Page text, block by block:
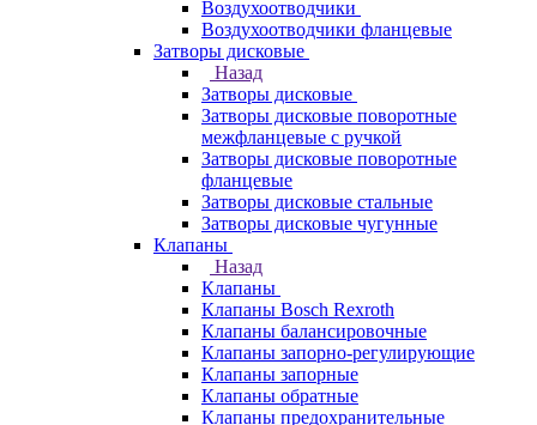
Воздухоотводчики
Воздухоотводчики фланцевые
Затворы дисковые
Назад
Затворы дисковые
Затворы дисковые поворотные
межфланцевые с ручкой
Затворы дисковые поворотные
фланцевые
Затворы дисковые стальные
Затворы дисковые чугунные
Клапаны
Назад
Клапаны
Клапаны Bosch Rexroth
Клапаны балансировочные
Клапаны запорно-регулирующие
Клапаны запорные
Клапаны обратные
Клапаны предохранительные